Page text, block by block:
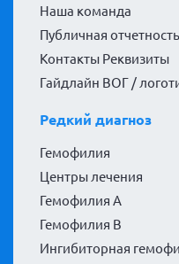
Наша команда
Публичная отчетность
Контакты Реквизиты
Гайдлайн ВОГ /
Редкий диагноз
Гемофилия
Центры лечения
Гемофилия А
Гемофилия В
Ингибиторная